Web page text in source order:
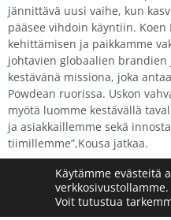
jännittävä uusi vaihe, kun
pääsee vihdoin käyntiin. Koen
kehittämisen ja paikkamme
johtavien globaalien
kestävänä missiona, joka
Powdean ruorissa. Uskon
myötä luomme kestävällä
ja asiakkaillemme sekä
tiimillemme”,Kousa jatkaa.
Lisätietoa: Toimitusjohtaja
044-5254056
Käytämme evästeitä
verkkosivustollamme.
Voit tutustua